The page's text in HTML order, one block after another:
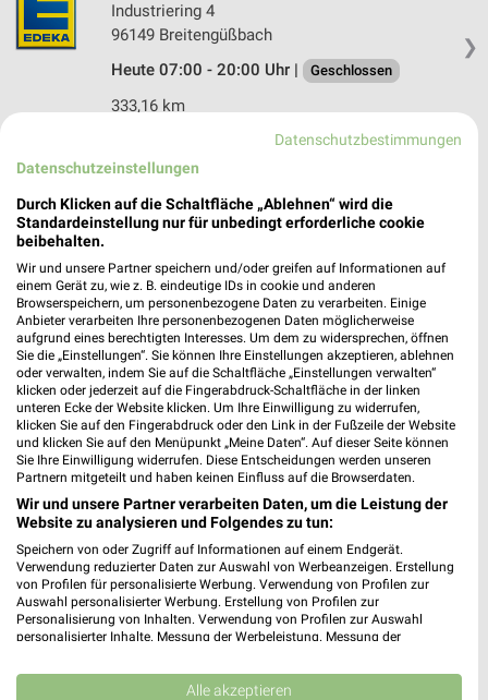
❯
Industriering 4
96149 Breitengüßbach
Heute 07:00 - 20:00 Uhr |
Geschlossen
333,16 km
nahkauf Trabelsdorf
Am Markt 1
96170 Trabelsdorf
346,20 km • Angebote: 1 Prospekt
nah & gut Müller Burgpreppach
Hauptstraße 104 A
97496 Burgpreppach
Heute 06:00 - 13:00 Uhr |
Geschlossen
326,62 km
REWE Haßfurt
Schweinfurter Str. 2
97437 Haßfurt
Heute 07:00 - 20:00 Uhr | Geschlossen
Datenschutzbestimmungen
Datenschutzeinstellungen
Durch Klicken auf die Schaltfläche „Ablehnen“ wird die
Standardeinstellung nur für unbedingt erforderliche cookie
beibehalten.
Wir und unsere Partner speichern und/oder greifen auf Informationen auf
einem Gerät zu, wie z. B. eindeutige IDs in cookie und anderen
Browserspeichern, um personenbezogene Daten zu verarbeiten. Einige
Anbieter verarbeiten Ihre personenbezogenen Daten möglicherweise
aufgrund eines berechtigten Interesses. Um dem zu widersprechen, öffnen
Sie die „Einstellungen“. Sie können Ihre Einstellungen akzeptieren, ablehnen
oder verwalten, indem Sie auf die Schaltfläche „Einstellungen verwalten“
klicken oder jederzeit auf die Fingerabdruck-Schaltfläche in der linken
unteren Ecke der Website klicken. Um Ihre Einwilligung zu widerrufen,
klicken Sie auf den Fingerabdruck oder den Link in der Fußzeile der Website
und klicken Sie auf den Menüpunkt „Meine Daten“. Auf dieser Seite können
Sie Ihre Einwilligung widerrufen. Diese Entscheidungen werden unseren
Partnern mitgeteilt und haben keinen Einfluss auf die Browserdaten.
Wir und unsere Partner verarbeiten Daten, um die Leistung der
Website zu analysieren und Folgendes zu tun:
Speichern von oder Zugriff auf Informationen auf einem Endgerät.
Verwendung reduzierter Daten zur Auswahl von Werbeanzeigen. Erstellung
von Profilen für personalisierte Werbung. Verwendung von Profilen zur
Auswahl personalisierter Werbung. Erstellung von Profilen zur
Personalisierung von Inhalten. Verwendung von Profilen zur Auswahl
personalisierter Inhalte. Messung der Werbeleistung. Messung der
Kombinationen von Daten aus verschiedenen Quellen. Entwicklung und
Verbesserung der Angebote. Verwendung reduzierter Daten zur Auswahl
Alle akzeptieren